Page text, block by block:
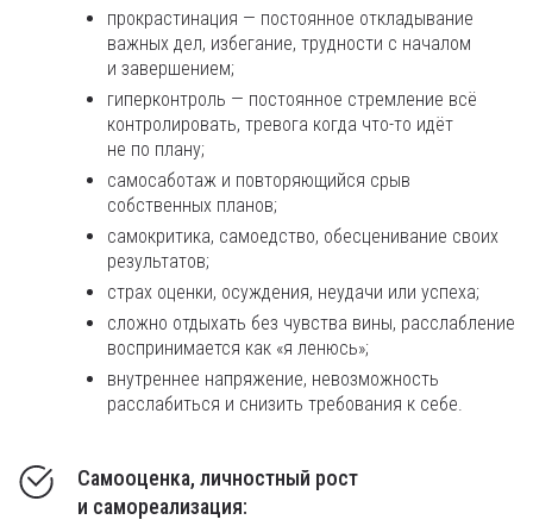
прокрастинация — постоянное откладывание
важных дел, избегание, трудности с началом
и завершением;
гиперконтроль — постоянное стремление всё
контролировать, тревога когда что-то идёт
не по плану;
самосаботаж и повторяющийся срыв
собственных планов;
самокритика, самоедство, обесценивание своих
результатов;
страх оценки, осуждения, неудачи или успеха;
сложно отдыхать без чувства вины, расслабление
воспринимается как «я ленюсь»;
внутреннее напряжение, невозможность
расслабиться и снизить требования к себе.
Самооценка, личностный рост
и самореализация: